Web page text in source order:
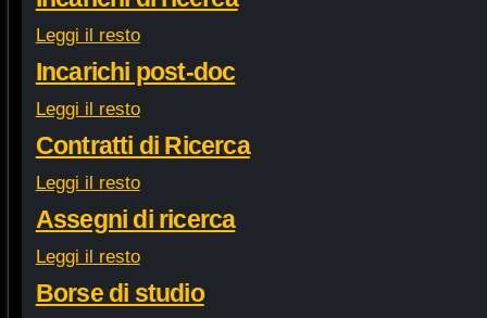
Leggi il resto
Incarichi post-doc
Leggi il resto
Contratti di Ricerca
Leggi il resto
Assegni di ricerca
Leggi il resto
Borse di studio